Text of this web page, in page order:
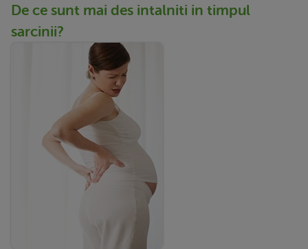
De ce sunt mai des intalniti in timpul
sarcinii?